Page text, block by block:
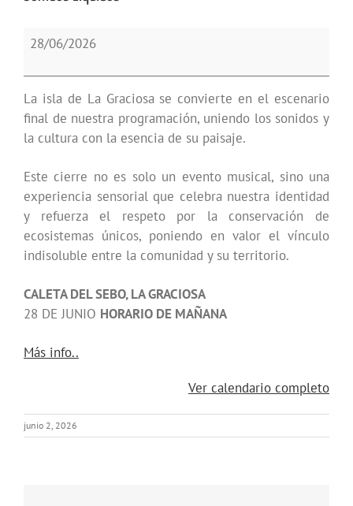
Evento
clausura:
belingueo
en
La
Sonidos
Líquidos
28/06/2026
La isla de La Graciosa se convierte en el escenario
final de nuestra programación, uniendo los sonidos y
la cultura con la esencia de su paisaje.
Este cierre no es solo un evento musical, sino una
experiencia sensorial que celebra nuestra identidad
y refuerza el respeto por la conservación de
ecosistemas únicos, poniendo en valor el vínculo
indisoluble entre la comunidad y su territorio.
CALETA DEL SEBO, LA GRACIOSA
28 DE JUNIO HORARIO DE MAÑANA
Más info..
Ver calendario completo
junio 2, 2026